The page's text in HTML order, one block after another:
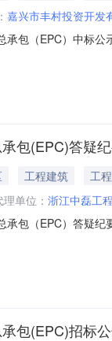
嘉兴市丰村投资开发
承包（EPC）中标
标工程名称新丰镇
包(EPC)答疑
工程建筑
工程
理单位： 浙江中磊工
承包（EPC）答疑
工程设计有限公司”
包(EPC)招标